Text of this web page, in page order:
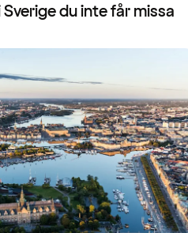
du inte får missa